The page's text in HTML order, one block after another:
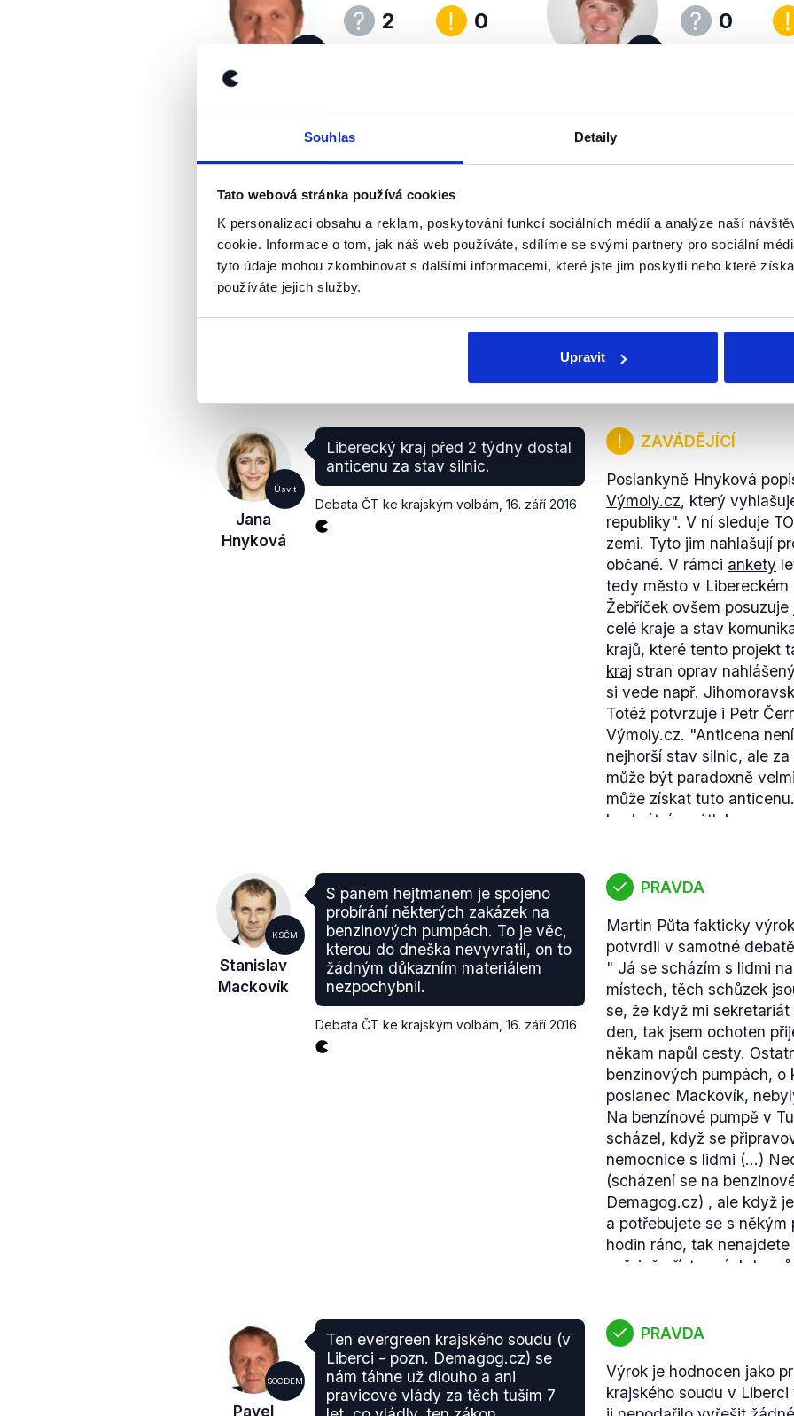
Souhlas Detaily
Tato webová stránka používá cookies
K personalizaci obsahu a reklam, poskytování funkcí sociálních médií a analýze naší
cookie. Informace o tom, jak náš web používáte, sdílíme se svými partnery pro sociální
tyto údaje mohou zkombinovat s dalšími informacemi, které jste jim poskytli nebo které
používáte jejich služby.
Upravit
Svoboda
2
0
Vajnerová
0
Jitka
3
0
0
Úsvit
Jana
Hnyková
Liberecký kraj před 2 týdny dostal
anticenu za stav silnic.
Debata ČT ke krajským volbám, 16. září 2016
ZAVÁDĚJÍCÍ
Poslankyně Hnyková
Výmoly.cz, který
republiky". V ní sleduje
zemi. Tyto jim nahlašují
občané. V rámci ankety
tedy město v Libereckém
Žebříček ovšem
celé kraje a stav
krajů, které tento projekt
kraj stran oprav
si vede např.
Totéž potvrzuje i Petr
Výmoly.cz. "Anticena
nejhorší stav silnic, ale
může být paradoxně
může získat tuto
konkrétním výtlukem a
silnic v kraji. Příkladem
republice" (za ulici Na
2015 získala cenu za
anticeny tedy nemá nic
stavem silnic v daném
konkrétní úsek, který
nejvíce bodů."
Poslankyně Hnyková
"jednotlivým silničním
úroveň. Výrok proto
KSČM
Stanislav
Mackovík
S panem hejtmanem je spojeno
probírání některých zakázek na
benzinových pumpách. To je věc,
kterou do dneška nevyvrátil, on to
žádným důkazním materiálem
nezpochybnil.
Debata ČT ke krajským volbám, 16. září 2016
PRAVDA
Martin Půta fakticky
potvrdil v samotné
" Já se scházím s lidmi
místech, těch schůzek
se, že když mi
den, tak jsem ochoten
někam napůl cesty.
benzinových pumpách, o
poslanec Mackovík,
Na benzínové pumpě v
scházel, když se
nemocnice s lidmi (...)
(scházení se na
Demagog.cz) , ale když
a potřebujete se s
hodin ráno, tak
veřejně přístupné, kde
rekonstrukcí libereckého
Spolu s hejtmanem v
devět osob, mezi kterými
stavební firmy Metrostav
SOCDEM
Pavel
Ten evergreen krajského soudu (v
Liberci - pozn. Demagog.cz) se
nám táhne už dlouho a ani
pravicové vlády za těch tuším 7
PRAVDA
Výrok je hodnocen jako
krajského soudu v